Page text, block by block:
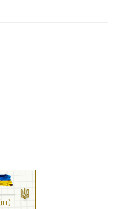
лепки